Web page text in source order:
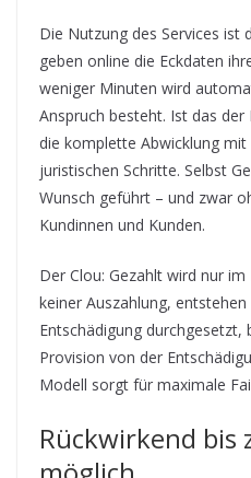
Die Nutzung des Services ist
geben online die Eckdaten
weniger Minuten wird
Anspruch besteht. Ist das
die komplette Abwicklung
juristischen Schritte. Selbst
Wunsch geführt – und zwar
Kundinnen und Kunden.
Der Clou: Gezahlt wird nur
keiner Auszahlung,
Entschädigung durchgesetzt,
Provision von der
Modell sorgt für maximale
Rückwirkend bis